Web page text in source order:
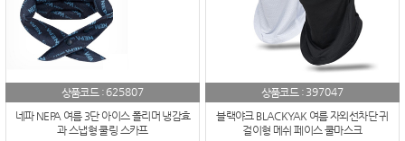
상품코드 : 625807
네파 NEPA 여름 3단 아이스 폴리머 냉감효
과 스냅형 쿨링 스카프
상품코드 : 397047
블랙야크 BLACKYAK 여름 자외선차단 귀
걸이형 메쉬 페이스 쿨마스크